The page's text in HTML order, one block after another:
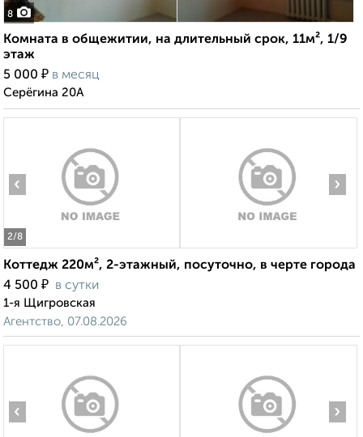
8
Комната в общежитии, на длительный срок, 11м², 1/9
этаж
5 000 ₽ в месяц
Серёгина 20А
2/8
‹ ›
Коттедж 220м², 2-этажный, посуточно, в черте города
4 500 ₽ в сутки
1-я Щигровская
Агентство, 07.08.2026
‹ ›